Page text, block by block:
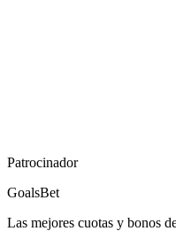
Patrocinador
GoalsBet
Las mejores cuotas y bonos